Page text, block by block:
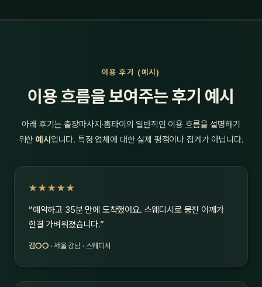
이용 후기 (예시)
이용 흐름을 보여주는 후기 예시
아래 후기는 출장마사지·홈타이의 일반적인 이용 흐름을 설명하기
위한예시 입니다. 특정 업체에 대한 실제 평점이나 집계가 아닙니다.
★★★★★
“예약하고 35분 만에 도착했어요. 스웨디시로 뭉친 어깨가
한결 가벼워졌습니다.”
김○○ · 서울 강남 · 스웨디시